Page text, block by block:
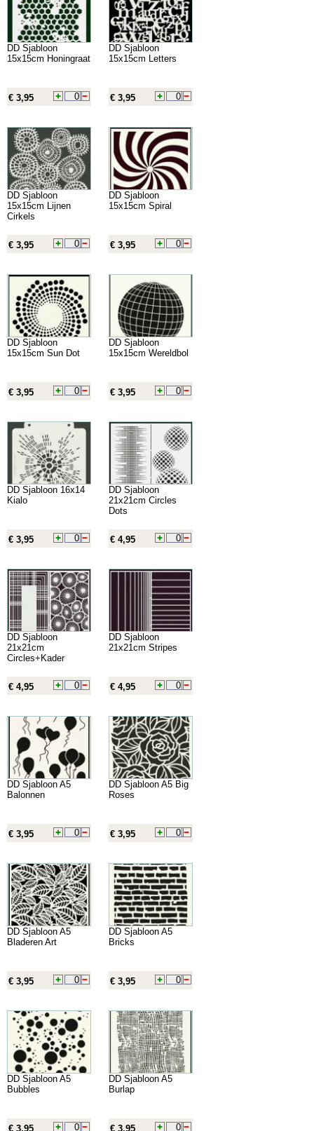
DD Sjabloon
15x15cm Honingraat
€ 3,95
DD Sjabloon
15x15cm Letters
€ 3,95
DD Sjabloon
15x15cm Lijnen
Cirkels
€ 3,95
DD Sjabloon
15x15cm Spiral
€ 3,95
DD Sjabloon
15x15cm Sun Dot
€ 3,95
DD Sjabloon
15x15cm Wereldbol
€ 3,95
DD Sjabloon 16x14
Kialo
€ 3,95
DD Sjabloon
21x21cm Circles
Dots
€ 4,95
DD Sjabloon
21x21cm
Circles+Kader
€ 4,95
DD Sjabloon
21x21cm Stripes
€ 4,95
DD Sjabloon A5
Balonnen
€ 3,95
DD Sjabloon A5 Big
Roses
€ 3,95
DD Sjabloon A5
Bladeren Art
€ 3,95
DD Sjabloon A5
Bricks
€ 3,95
DD Sjabloon A5
Bubbles
€ 3,95
DD Sjabloon A5
Burlap
€ 3,95